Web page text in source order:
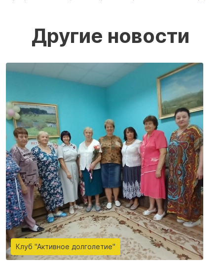
Другие новости
Клуб "Активное долголетие"